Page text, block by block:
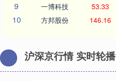
9 一博科技 53.33
10 方邦股份 146.16
沪深京行情 实时轮播